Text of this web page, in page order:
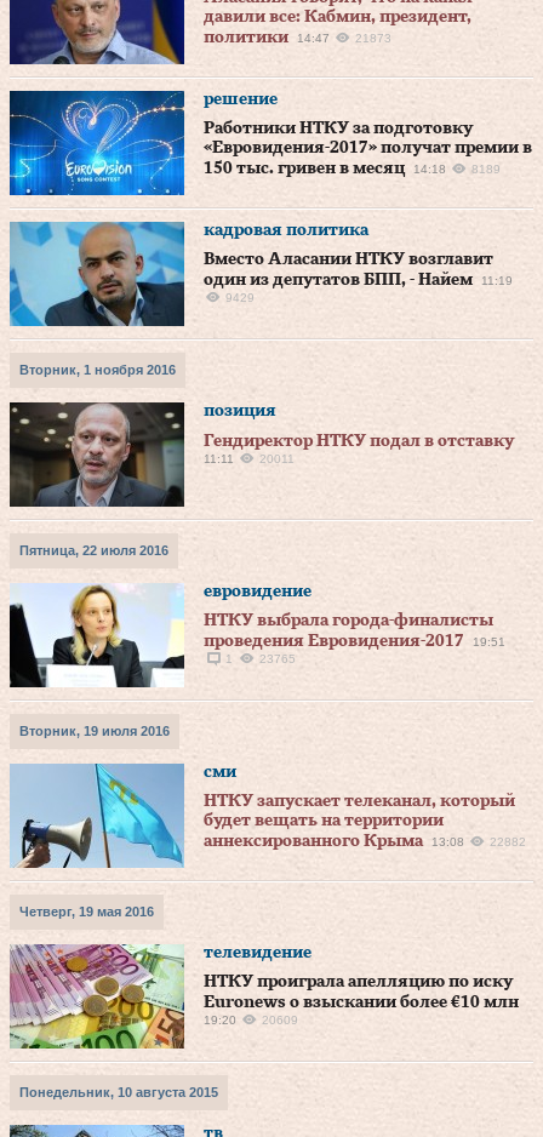
давили все: Кабмин, президент,
политики
14:47 21873
решение
Работники НТКУ за подготовку
«Евровидения-2017» получат премии в
150 тыс. гривен в месяц
14:18 8189
кадровая политика
Вместо Аласании НТКУ возглавит
один из депутатов БПП, - Найем
11:19
9429
Вторник, 1 ноября 2016
позиция
Гендиректор НТКУ подал в отставку
11:11 20011
Пятница, 22 июля 2016
евровидение
НТКУ выбрала города-финалисты
проведения Евровидения-2017
19:51
1
23765
Вторник, 19 июля 2016
сми
НТКУ запускает телеканал, который
будет вещать на территории
аннексированного Крыма
13:08 22882
Четверг, 19 мая 2016
телевидение
НТКУ проиграла апелляцию по иску
Euronews о взыскании более €10 млн
19:20 20609
Понедельник, 10 августа 2015
тв